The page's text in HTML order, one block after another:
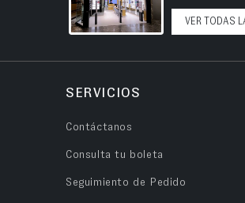
VER TODAS
SERVICIOS
Contáctanos
Consulta tu boleta
Seguimiento de Pedido